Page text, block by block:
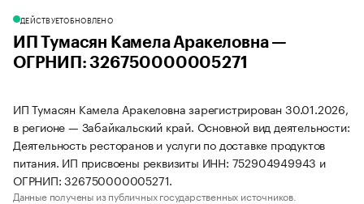
ДЕЙСТВУЕТОБНОВЛЕНО
ИП Тумасян Камела Аракеловна —
ОГРНИП: 326750000005271
ИП Тумасян Камела Аракеловна зарегистрирован 30.01.2026,
в регионе — Забайкальский край. Основной вид деятельности:
Деятельность ресторанов и услуги по доставке продуктов
питания. ИП присвоены реквизиты ИНН: 752904949943 и
ОГРНИП: 326750000005271.
Данные получены из публичных государственных источников.